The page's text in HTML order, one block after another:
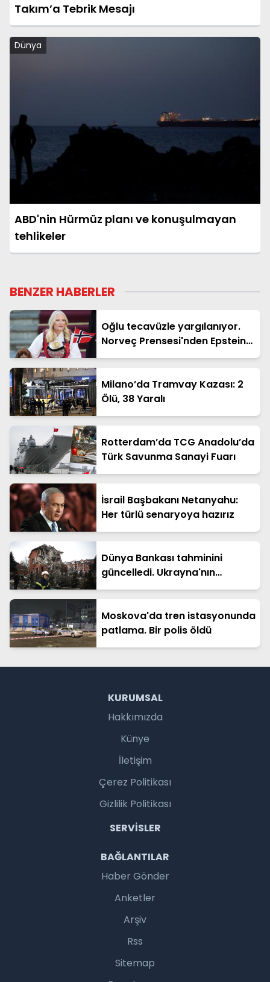
Takım’a Tebrik Mesajı
Dünya
ABD'nin Hürmüz planı ve konuşulmayan
tehlikeler
BENZER HABERLER
Oğlu tecavüzle yargılanıyor.
Norveç Prensesi'nden Epstein
itirafı
Milano’da Tramvay Kazası: 2
Ölü, 38 Yaralı
Rotterdam’da TCG Anadolu’da
Türk Savunma Sanayi Fuarı
İsrail Başbakanı Netanyahu:
Her türlü senaryoya hazırız
Dünya Bankası tahminini
güncelledi. Ukrayna'nın
yeniden inşasının maliyeti 588
Moskova'da tren istasyonunda
patlama. Bir polis öldü
KURUMSAL
Hakkımızda
Künye
İletişim
Çerez Politikası
Gizlilik Politikası
SERVISLER
BAĞLANTILAR
Haber Gönder
Anketler
Arşiv
Rss
Sitemap